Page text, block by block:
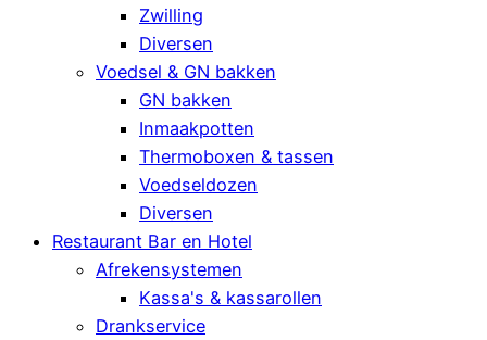
Zwilling
Diversen
Voedsel & GN bakken
GN bakken
Inmaakpotten
Thermoboxen & tassen
Voedseldozen
Diversen
Restaurant Bar en Hotel
Afrekensystemen
Kassa's & kassarollen
Drankservice